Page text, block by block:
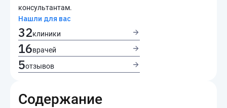
консультантам.
Нашли для вас
32клиники
16врачей
5отзывов
Содержание